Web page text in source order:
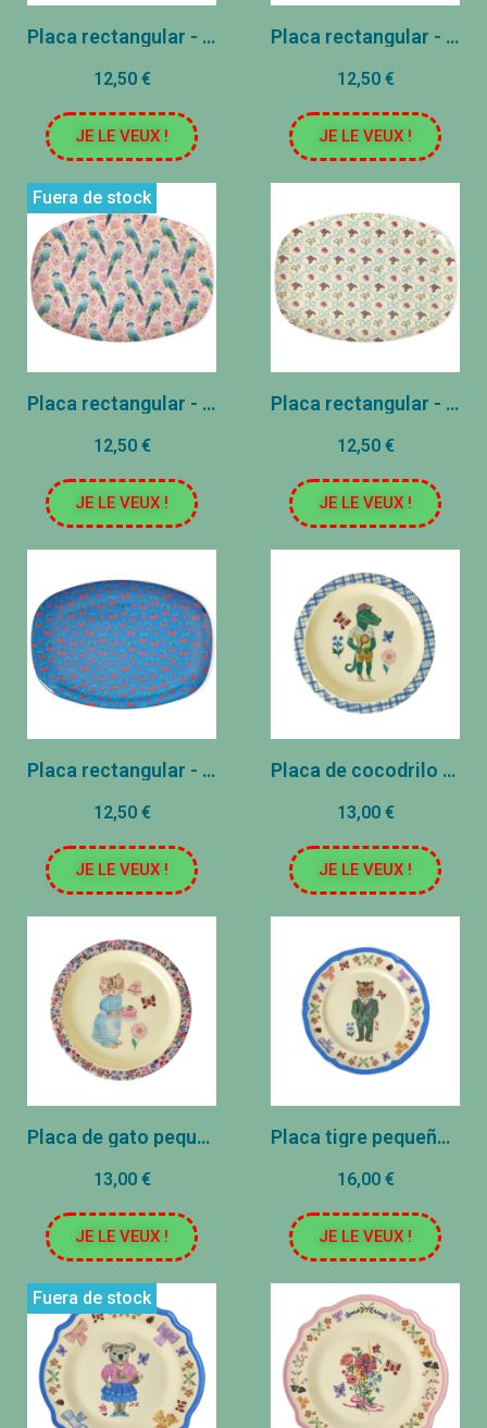
Placa rectangular - Rosa - Jonquille
12,50 €
JE LE VEUX !
Placa rectangular - mostaza - Emma
12,50 €
JE LE VEUX !
Fuera de stock
Placa rectangular - Rosa - Ave exótica
12,50 €
JE LE VEUX !
Placa rectangular - Crema - Ramo y cintas
12,50 €
JE LE VEUX !
Placa rectangular - Azul - Cereza
12,50 €
JE LE VEUX !
Placa de cocodrilo pequeño - Azul
13,00 €
JE LE VEUX !
Placa de gato pequeño - Rose
13,00 €
JE LE VEUX !
Placa tigre pequeña - Azul
16,00 €
JE LE VEUX !
Fuera de stock